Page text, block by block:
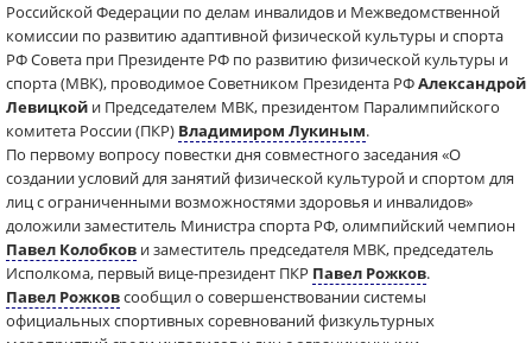
Российской Федерации по делам инвалидов и Межведомственной
комиссии по развитию адаптивной физической культуры и спорта
РФ Совета при Президенте РФ по развитию физической культуры и
спорта (МВК), проводимое Советником Президента РФАлександрой
Левицкой и Председателем МВК, президентом Паралимпийского
комитета России (ПКР) Владимиром Лукиным.
По первому вопросу повестки дня совместного заседания «О
создании условий для занятий физической культурой и спортом для
лиц с ограниченными возможностями здоровья и инвалидов»
доложили заместитель Министра спорта РФ, олимпийский чемпион
Павел Колобков и заместитель председателя МВК, председатель
Исполкома, первый вице-президент ПКР Павел Рожков.
Павел Рожковсообщил о совершенствовании системы
официальных спортивных соревнований физкультурных